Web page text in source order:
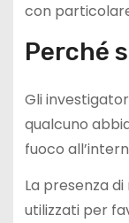
con
Perché
Gli
qualcuno
fuoco
La presenza
utilizzati per